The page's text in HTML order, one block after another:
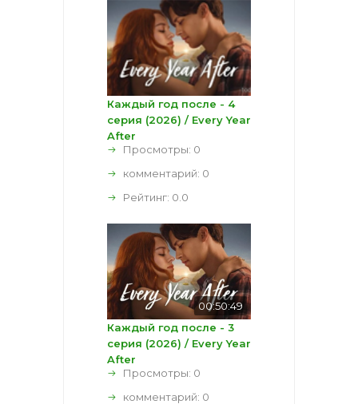
Каждый год после - 4
серия (2026) / Every Year
After
Просмотры: 0
комментарий: 0
Рейтинг: 0.0
00:50:49
Каждый год после - 3
серия (2026) / Every Year
After
Просмотры: 0
комментарий: 0